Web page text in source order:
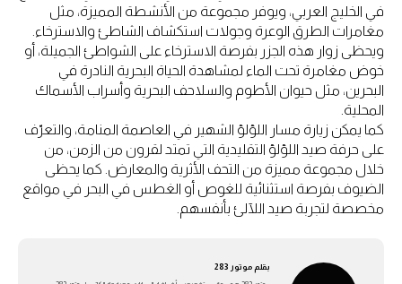
في الخليج العربي، ويوفر مجموعة من الأنشطة المميزة، مثل
مغامرات الطرق الوعرة وجولات استكشاف الشاطئ والاسترخاء.
ويحظى زوار هذه الجزر بفرصة الاسترخاء على الشواطئ الجميلة، أو
خوض مغامرة تحت الماء لمشاهدة الحياة البحرية النادرة في
البحرين، مثل حيوان الأطوم والسلاحف البحرية وأسراب الأسماك
المحلية.
كما يمكن زيارة مسار اللؤلؤ الشهير في العاصمة المنامة، والتعرّف
على حرفة صيد اللؤلؤ التقليدية التي تمتد لقرون من الزمن، من
خلال مجموعة مميزة من التحف الأثرية والمعارض. كما يحظى
الضيوف بفرصة استثنائية للغوص أو الغطس في البحر في مواقع
مخصصة لتجربة صيد اللآلئ بأنفسهم.
بقلمموتور 283